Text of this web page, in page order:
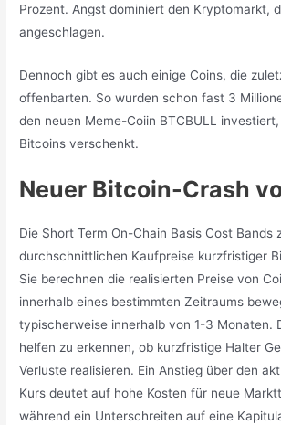
Prozent. Angst dominiert den Kryptomarkt,
angeschlagen.
Dennoch gibt es auch einige Coins, die
offenbarten. So wurden schon fast 3
den neuen Meme-Coiin BTCBULL
Bitcoins verschenkt.
Neuer Bitcoin-Crash
Die Short Term On-Chain Basis Cost Bands
durchschnittlichen Kaufpreise kurzfristiger
Sie berechnen die realisierten Preise von
innerhalb eines bestimmten Zeitraums
typischerweise innerhalb von 1-3 Monaten.
helfen zu erkennen, ob kurzfristige Halter
Verluste realisieren. Ein Anstieg über den
Kurs deutet auf hohe Kosten für neue
während ein Unterschreiten auf eine